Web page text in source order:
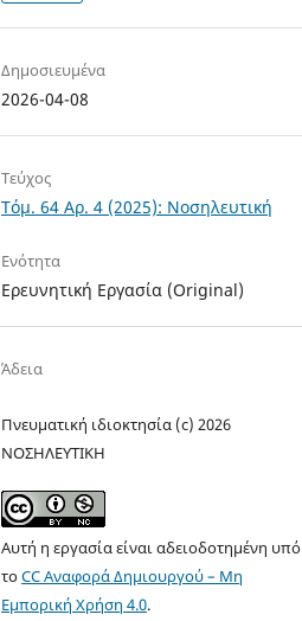
Δημοσιευμένα
2026-04-08
Τεύχος
Τόμ. 64 Αρ. 4 (2025): Νοσηλευτική
Ενότητα
Ερευνητική Εργασία (Original)
Άδεια
Πνευματική ιδιοκτησία (c) 2026
ΝOΣΗΛΕYΤΙΚΗ
Αυτή η εργασία είναι αδειοδοτημένη υπό
τοCC Αναφορά Δημιουργού – Μη
Εμπορική Χρήση 4.0.